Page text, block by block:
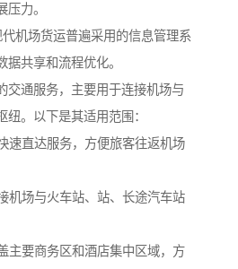
力。
机场货运普遍采用的信息管理系
共享和流程优化。
交通服务，主要用于连接机场与
。以下是其适用范围：
速直达服务，方便旅客往返机场
机场与火车站、站、长途汽车站
主要商务区和酒店集中区域，方